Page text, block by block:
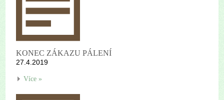
KONEC ZÁKAZU PÁLENÍ
27.4.2019
Více »